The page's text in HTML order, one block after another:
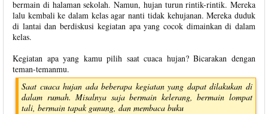
bermain di halaman sekolah. Namun, hujan turun rintik-rintik. Mereka
lalu kembali ke dalam kelas agar nanti tidak kehujanan. Mereka duduk
di lantai dan berdiskusi kegiatan apa yang cocok dimainkan di dalam
kelas.
Kegiatan apa yang kamu pilih saat cuaca hujan? Bicarakan dengan
teman-temanmu.
Saat cuaca hujan ada beberapa kegiatan yang dapat dilakukan di
dalam rumah. Misalnya saja bermain kelerang, bermain lompat
tali, bermain tapak gunung, dan membaca buku